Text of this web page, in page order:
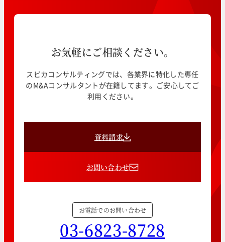
お気軽にご相談ください。
スピカコンサルティングでは、各業界に特化した専任
のM&Aコンサルタントが在籍してます。ご安心してご
利用ください。
資料請求
お問い合わせ
お電話でのお問い合わせ
03-6823-8728